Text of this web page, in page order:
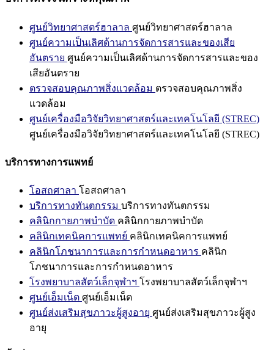
ศูนย์วิทยาศาสตร์ฮาลาล ศูนย์วิทยาศาสตร์ฮาลาล
ศูนย์ความเป็นเลิศด้านการจัดการสารและของเสีย
อันตราย ศูนย์ความเป็นเลิศด้านการจัดการสารและของ
เสียอันตราย
ตรวจสอบคุณภาพสิ่งแวดล้อม ตรวจสอบคุณภาพสิ่ง
แวดล้อม
ศูนย์เครื่องมือวิจัยวิทยาศาสตร์และเทคโนโลยี (STREC)
ศูนย์เครื่องมือวิจัยวิทยาศาสตร์และเทคโนโลยี (STREC)
บริการทางการแพทย์
โอสถศาลา โอสถศาลา
บริการทางทันตกรรม บริการทางทันตกรรม
คลินิกกายภาพบำบัด คลินิกกายภาพบำบัด
คลินิกเทคนิคการแพทย์ คลินิกเทคนิคการแพทย์
คลินิกโภชนาการและการกำหนดอาหาร คลินิก
โภชนาการและการกำหนดอาหาร
โรงพยาบาลสัตว์เล็กจุฬาฯ โรงพยาบาลสัตว์เล็กจุฬาฯ
ศูนย์เอ็มเน็ต ศูนย์เอ็มเน็ต
ศูนย์ส่งเสริมสุขภาวะผู้สูงอายุ ศูนย์ส่งเสริมสุขภาวะผู้สูง
อายุ